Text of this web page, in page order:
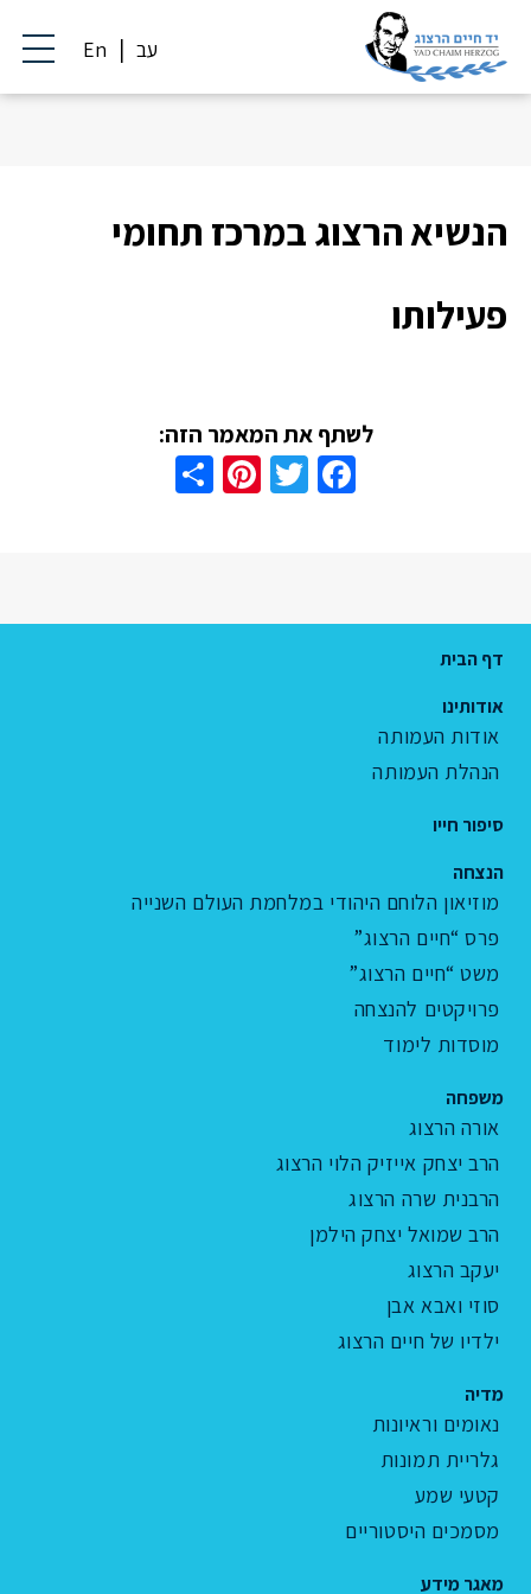
עב En
הנשיא הרצוג במרכז תחומי
פעילותו
לשתף את המאמר הזה:
Facebook
Twitter
Pinterest
דף הבית
אודותינו
אודות העמותה
הנהלת העמותה
סיפור חייו
הנצחה
מוזיאון הלוחם היהודי במלחמת העולם השנייה
פרס “חיים הרצוג”
משט “חיים הרצוג”
פרויקטים להנצחה
מוסדות לימוד
משפחה
אורה הרצוג
הרב יצחק אייזיק הלוי הרצוג
הרבנית שרה הרצוג
הרב שמואל יצחק הילמן
יעקב הרצוג
סוזי ואבא אבן
ילדיו של חיים הרצוג
מדיה
נאומים וראיונות
גלריית תמונות
קטעי שמע
מסמכים היסטוריים
מאגר מידע